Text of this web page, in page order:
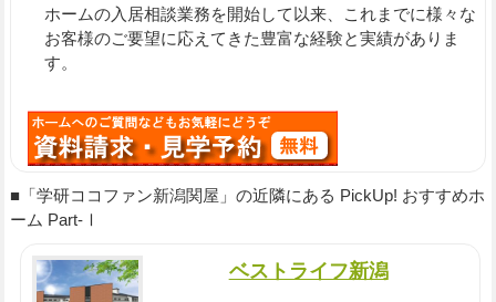
ホームの入居相談業務を開始して以来、これまでに様々な
お客様のご要望に応えてきた豊富な経験と実績がありま
す。
■「学研ココファン新潟関屋」の近隣にある PickUp! おすすめホ
ーム Part-Ⅰ
ベストライフ新潟